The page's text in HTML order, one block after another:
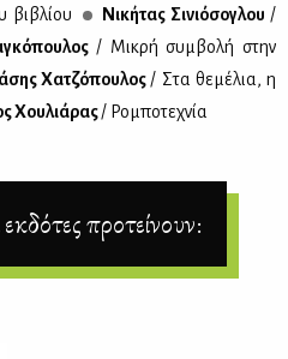
βι­βλί­ου
Νι­κή­τας Σι­νιό­σο­γλου /
/ Μι­κρή συμ­βο­λή στην
Χα­τζό­που­λος / Στα θε­μέ­λια, η
Χου­λιά­ρας/ Ρο­μπο­τε­χνία
προτείνουν: